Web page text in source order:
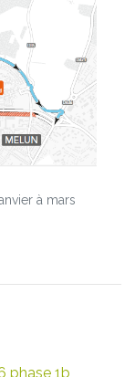
à mars
phase 1b